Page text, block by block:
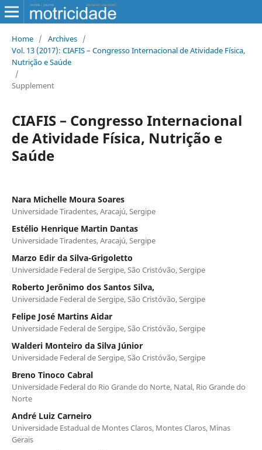
Home / Archives /
Vol. 13 (2017): CIAFIS – Congresso Internacional de Atividade Física,
Nutrição e Saúde
/
Supplement
CIAFIS – Congresso Internacional
de Atividade Física, Nutrição e
Saúde
Nara Michelle Moura Soares
Universidade Tiradentes, Aracajú, Sergipe
Estélio Henrique Martin Dantas
Universidade Tiradentes, Aracajú, Sergipe
Marzo Edir da Silva-Grigoletto
Universidade Federal de Sergipe, São Cristóvão, Sergipe
Roberto Jerônimo dos Santos Silva,
Universidade Federal de Sergipe, São Cristóvão, Sergipe
Felipe José Martins Aidar
Universidade Federal de Sergipe, São Cristóvão, Sergipe
Walderi Monteiro da Silva Júnior
Universidade Federal de Sergipe, São Cristóvão, Sergipe
Breno Tinoco Cabral
Universidade Federal do Rio Grande do Norte, Natal, Rio Grande do
Norte
André Luiz Carneiro
Universidade Estadual de Montes Claros, Montes Claros, Minas
Gerais